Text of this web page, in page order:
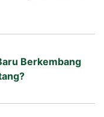
Berkembang